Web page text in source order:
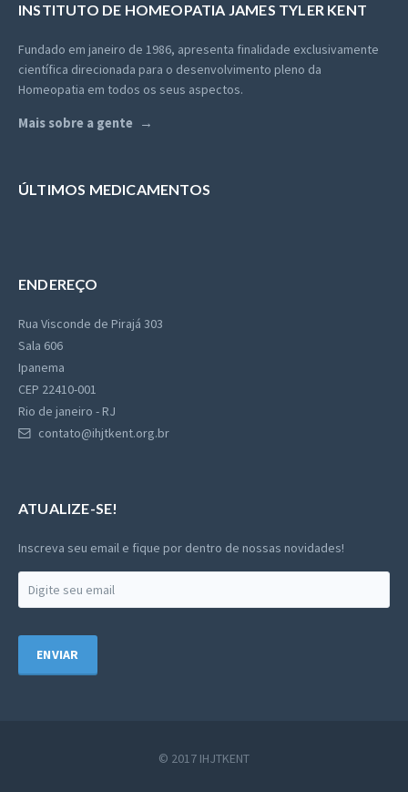
INSTITUTO DE HOMEOPATIA JAMES TYLER KENT
Fundado em janeiro de 1986, apresenta finalidade exclusivamente
científica direcionada para o desenvolvimento pleno da
Homeopatia em todos os seus aspectos.
Mais sobre a gente
ÚLTIMOS MEDICAMENTOS
ENDEREÇO
Rua Visconde de Pirajá 303
Sala 606
Ipanema
CEP 22410-001
Rio de janeiro - RJ
contato@ihjtkent.org.br
ATUALIZE-SE!
Inscreva seu email e fique por dentro de nossas novidades!
ENVIAR
© 2017 IHJTKENT